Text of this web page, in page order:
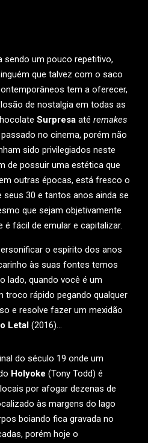
sendo um pouco repetitivo,
que talvez com o saco
tem a oferecer,
de nostalgia em todas as
Surpresa até remakes
no cinema, porém não
sido privilegiados neste
de possuir uma estética que
outras épocas, está fresco o
seus 30 e tantos anos ainda se
que sejam objetivamente
é fácil de emular e capitalizar.
o espírito dos anos
às suas fontes temos
lado, quando você é um
troco rápido pegando qualquer
e resolve fazer um mexidão
Letal (2016)…
do século 19 onde um
Holyoke (Tony Todd) é
por afogar dezenas de
às margens do lago
boiando fica gravada no
porém hoje o